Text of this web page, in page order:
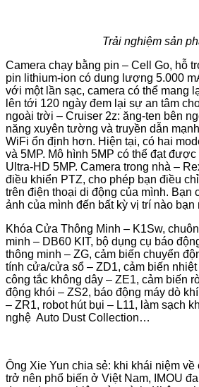
Trải nghiệm sản
Camera chạy bằng pin – Cell Go, hỗ
pin lithium-ion có dung lượng 5.000
với một lần sạc, camera có thể mang
lên tới 120 ngày đem lại sự an tâm
ngoài trời – Cruiser 2z: ăng-ten bên
năng xuyên tường và truyền dẫn
WiFi ổn định hơn. Hiện tại, có hai
và 5MP. Mô hình 5MP có thể đạt
Ultra-HD 5MP. Camera trong nhà –
điều khiển PTZ, cho phép bạn điều
trên điện thoại di động của mình. Bạn
ảnh của mình đến bất kỳ vị trí nào bạn
Khóa Cửa Thông Minh – K1Sw,
minh – DB60 KIT, bộ dụng cụ báo
thông minh – ZG, cảm biến chuyển
tính cửa/cửa sổ – ZD1, cảm biến
công tắc không dây – ZE1, cảm biến
động khói – ZS2, báo động máy dò
– ZR1, robot hút bụi – L11, làm sạch
nghệ Auto Dust Collection…
Ông Xie Yun chia sẻ: khi khái niệm về
trở nên phổ biến ở Việt Nam, IMOU